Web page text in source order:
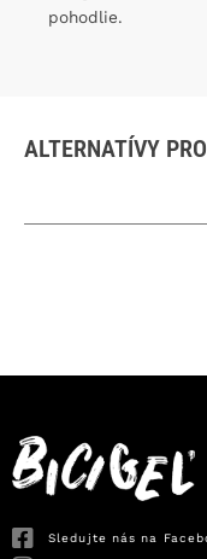
pohodlie.
ALTERNATÍVY
Sledujte nás na